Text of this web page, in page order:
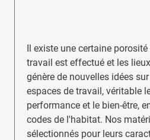
Il existe une certaine
travail est effectué et les
génère de nouvelles idées
espaces de travail, véritable
performance et le bien-être,
codes de l'habitat. Nos
sélectionnés pour leurs